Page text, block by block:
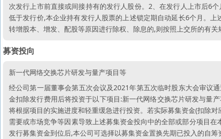
次发行上市前直接或间接持有的发行人股份。2、在发行人上市后6
低于发行价,本企业持有发行人股票的上述锁定期自动延长6个月。
转增股本、增发、配股等原因进行除权、除息的,则按照上交所的有
募资投向
新一代网络交换芯片研发与量产项目等
经公司第一届董事会第五次会议及2021年第五次临时股东大会审议
金扣除发行费用后将投资于以下项目:新一代网络交换芯片研发与量
将根据项目的实施进度和轻重缓急进行投资。若实际募集资金(扣除
需要或市场竞争等因素导致上述募集资金投向中的全部或部分项目
发行募集资金到位后,本公司可选择以募集资金置换先期已投入的自